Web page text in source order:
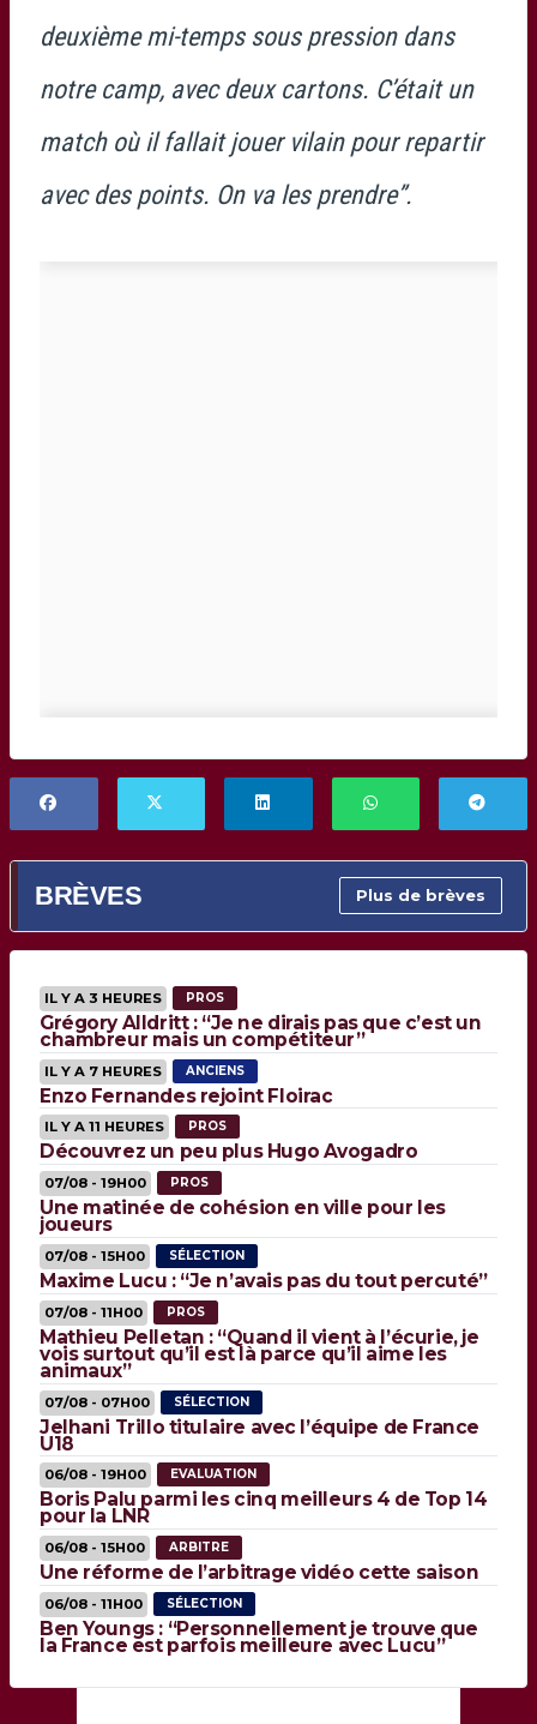
deuxième mi-temps sous pression dans
notre camp, avec deux cartons. C’était un
match où il fallait jouer vilain pour repartir
avec des points. On va les prendre”.
BRÈVES Plus de brèves
IL Y A 3 HEURES PROS
Grégory Alldritt : “Je ne dirais pas que c’est un
chambreur mais un compétiteur”
IL Y A 7 HEURES ANCIENS
Enzo Fernandes rejoint Floirac
IL Y A 11 HEURES PROS
Découvrez un peu plus Hugo Avogadro
07/08 - 19H00 PROS
Une matinée de cohésion en ville pour les
joueurs
07/08 - 15H00 SÉLECTION
Maxime Lucu : “Je n’avais pas du tout percuté”
07/08 - 11H00 PROS
Mathieu Pelletan : “Quand il vient à l’écurie, je
vois surtout qu’il est là parce qu’il aime les
animaux”
07/08 - 07H00 SÉLECTION
Jelhani Trillo titulaire avec l’équipe de France
U18
06/08 - 19H00 EVALUATION
Boris Palu parmi les cinq meilleurs 4 de Top 14
pour la LNR
06/08 - 15H00 ARBITRE
Une réforme de l’arbitrage vidéo cette saison
06/08 - 11H00 SÉLECTION
Ben Youngs : “Personnellement je trouve que
la France est parfois meilleure avec Lucu”